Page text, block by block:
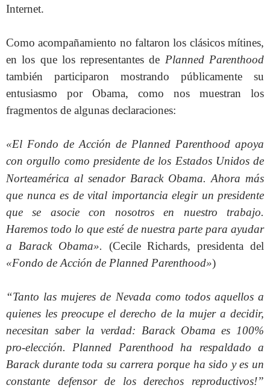
Internet.
Como acompañamiento no faltaron los clásicos mítines,
en los que los representantes de Planned Parenthood
también participaron mostrando públicamente su
entusiasmo por Obama, como nos muestran los
fragmentos de algunas declaraciones:
«El Fondo de Acción de Planned Parenthood apoya
con orgullo como presidente de los Estados Unidos de
Norteamérica al senador Barack Obama. Ahora más
que nunca es de vital importancia elegir un presidente
que se asocie con nosotros en nuestro trabajo.
Haremos todo lo que esté de nuestra parte para ayudar
a Barack Obama». (Cecile Richards, presidenta del
«Fondo de Acción de Planned Parenthood»)
“Tanto las mujeres de Nevada como todos aquellos a
quienes les preocupe el derecho de la mujer a decidir,
necesitan saber la verdad: Barack Obama es 100%
pro-elección. Planned Parenthood ha respaldado a
Barack durante toda su carrera porque ha sido y es un
constante defensor de los derechos reproductivos!”